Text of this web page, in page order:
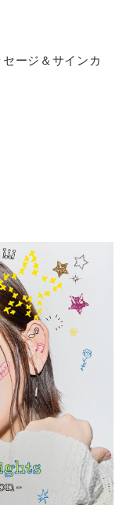
ージ＆サインカ